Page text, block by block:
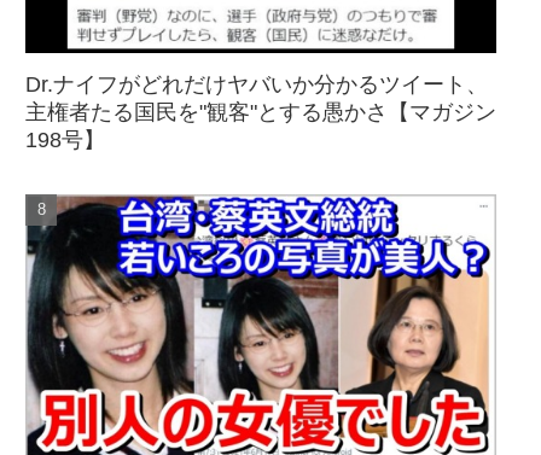
Dr.ナイフがどれだけヤバいか分かるツイート、
主権者たる国民を"観客"とする愚かさ【マガジン
198号】